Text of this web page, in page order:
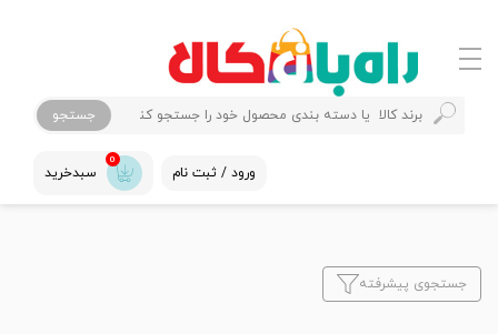
جستجو
ورود / ثبت نام
0
سبدخرید
جستجوی پیشرفته